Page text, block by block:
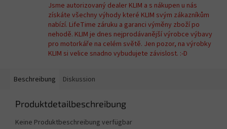
Jsme autorizovaný dealer KLIM a s nákupen u nás
získáte všechny výhody které KLIM svým zákazníkům
nabízí. LifeTime záruku a garanci výměny zboží po
nehodě. KLIM je dnes nejprodávanější výrobce výbavy
pro motorkáře na celém světě. Jen pozor, na výrobky
KLIM si velice snadno vybudujete závislost. :-D
Beschreibung Diskussion
Produktdetailbeschreibung
Keine Produktbeschreibung verfügbar